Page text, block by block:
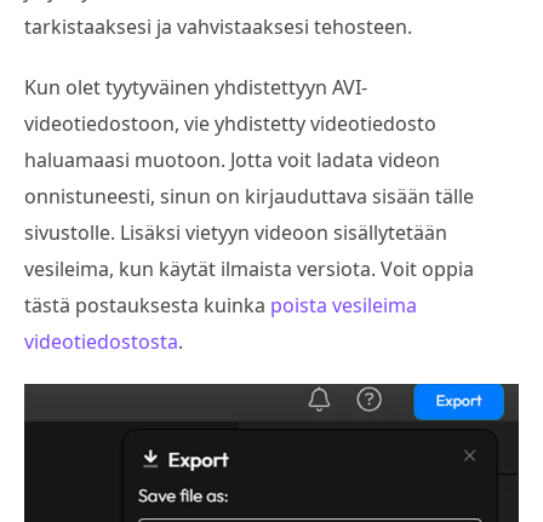
tarkistaaksesi ja vahvistaaksesi tehosteen.
Kun olet tyytyväinen yhdistettyyn AVI-
videotiedostoon, vie yhdistetty videotiedosto
haluamaasi muotoon. Jotta voit ladata videon
onnistuneesti, sinun on kirjauduttava sisään tälle
sivustolle. Lisäksi vietyyn videoon sisällytetään
vesileima, kun käytät ilmaista versiota. Voit oppia
tästä postauksesta kuinka poista vesileima
videotiedostosta.